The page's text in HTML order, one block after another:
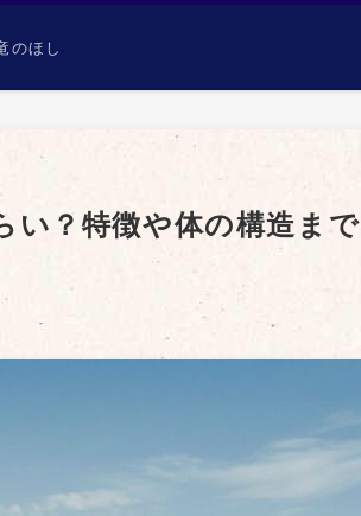
のほし
い？特徴や体の構造まで